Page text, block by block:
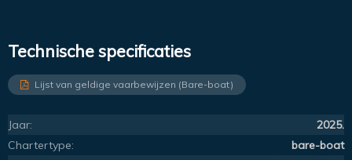
Technische specificaties
Lijst van geldige vaarbewijzen (Bare-boat)
Jaar:
2025.
Chartertype:
bare-boat